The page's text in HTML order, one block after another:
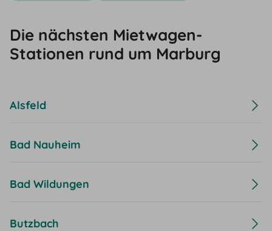
Die nächsten Mietwagen-
Stationen rund um Marburg
Alsfeld
Bad Nauheim
Bad Wildungen
Butzbach